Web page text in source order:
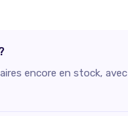
encore en stock, avec